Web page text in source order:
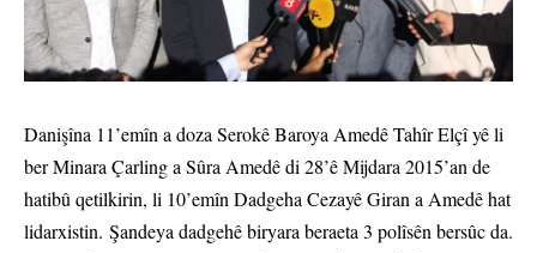
Danişîna 11’emîn a doza Serokê Baroya Amedê Tahîr Elçî yê li
ber Minara Çarling a Sûra Amedê di 28’ê Mijdara 2015’an de
hatibû qetilkirin, li 10’emîn Dadgeha Cezayê Giran a Amedê hat
lidarxistin. Şandeya dadgehê biryara beraeta 3 polîsên bersûc da.